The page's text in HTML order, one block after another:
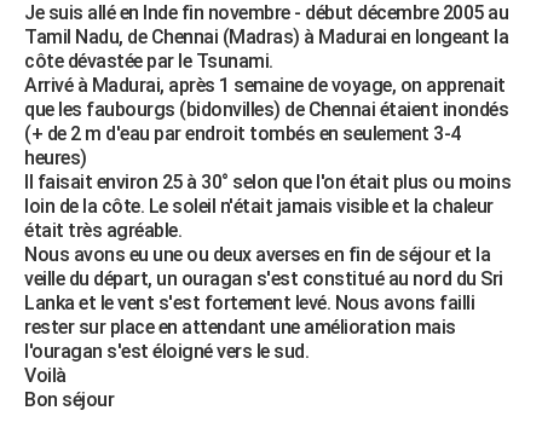
Je suis allé en Inde fin novembre - début décembre 2005 au
Tamil Nadu, de Chennai (Madras) à Madurai en longeant la
côte dévastée par le Tsunami.
Arrivé à Madurai, après 1 semaine de voyage, on apprenait
que les faubourgs (bidonvilles) de Chennai étaient inondés
(+ de 2 m d'eau par endroit tombés en seulement 3-4
heures)
Il faisait environ 25 à 30° selon que l'on était plus ou moins
loin de la côte. Le soleil n'était jamais visible et la chaleur
était très agréable.
Nous avons eu une ou deux averses en fin de séjour et la
veille du départ, un ouragan s'est constitué au nord du Sri
Lanka et le vent s'est fortement levé. Nous avons failli
rester sur place en attendant une amélioration mais
l'ouragan s'est éloigné vers le sud.
Voilà
Bon séjour